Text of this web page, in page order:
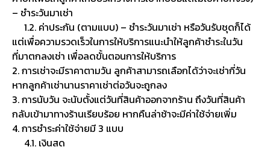
– ชำระวันมาเช่า
1.2. ค่าประกัน (ตามแบบ) – ชำระวันมาเช่า หรือวันรับชุดก็ได้
แต่เพื่อความรวดเร็วในการให้บริการแนะนำให้ลูกค้าชำระในวัน
ที่มาตกลงเช่า เพื่อลดขั้นตอนการให้บริการ
2. การเช่าจะมีราคาตามวัน ลูกค้าสามารถเลือกได้ว่าจะเช่ากี่วัน
หากลูกค้าเช่านานราคาเช่าต่อวันจะถูกลง
3. การนับวัน จะนับตั้งแต่วันที่สินค้าออกจากร้าน ถึงวันที่สินค้า
กลับเข้ามาทางร้านเรียบร้อย หากคืนล่าช้าจะมีค่าใช้จ่ายเพิ่ม
4. การชำระค่าใช้จ่ายมี 3 แบบ
4.1. เงินสด